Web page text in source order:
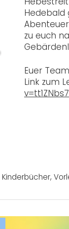
Hedebald
zu euch
Euer
Link zum
Kinderbücher,